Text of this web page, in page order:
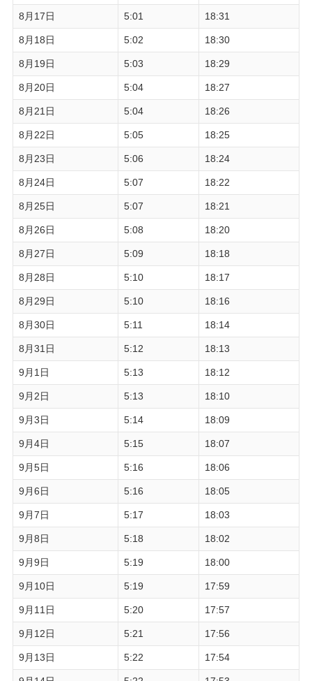
8月17日 5:01 18:31
8月18日 5:02 18:30
8月19日 5:03 18:29
8月20日 5:04 18:27
8月21日 5:04 18:26
8月22日 5:05 18:25
8月23日 5:06 18:24
8月24日 5:07 18:22
8月25日 5:07 18:21
8月26日 5:08 18:20
8月27日 5:09 18:18
8月28日 5:10 18:17
8月29日 5:10 18:16
8月30日 5:11 18:14
8月31日 5:12 18:13
9月1日 5:13 18:12
9月2日 5:13 18:10
9月3日 5:14 18:09
9月4日 5:15 18:07
9月5日 5:16 18:06
9月6日 5:16 18:05
9月7日 5:17 18:03
9月8日 5:18 18:02
9月9日 5:19 18:00
9月10日 5:19 17:59
9月11日 5:20 17:57
9月12日 5:21 17:56
9月13日 5:22 17:54